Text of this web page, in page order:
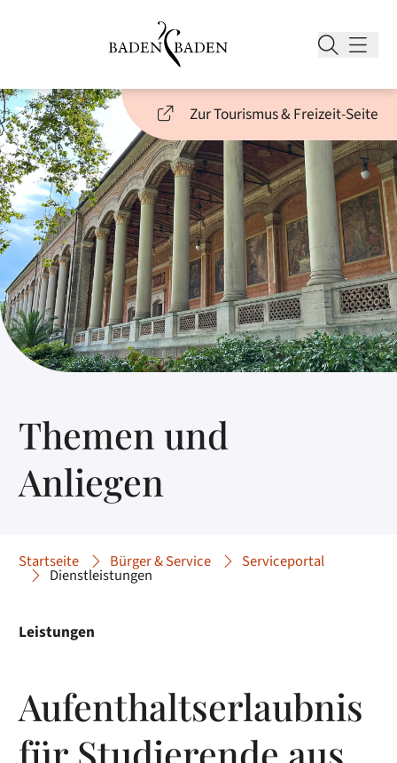
Zur Tourismus & Freizeit-Seite
Themen und
Anliegen
Startseite Bürger & Service Serviceportal
Dienstleistungen
Leistungen
Aufenthaltserlaubnis
für Studierende aus